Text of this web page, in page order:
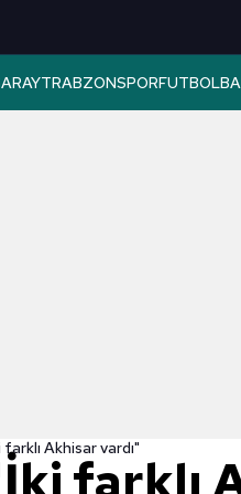
TRABZONSPORFUTBOL
Akhisar vardı"
farklı